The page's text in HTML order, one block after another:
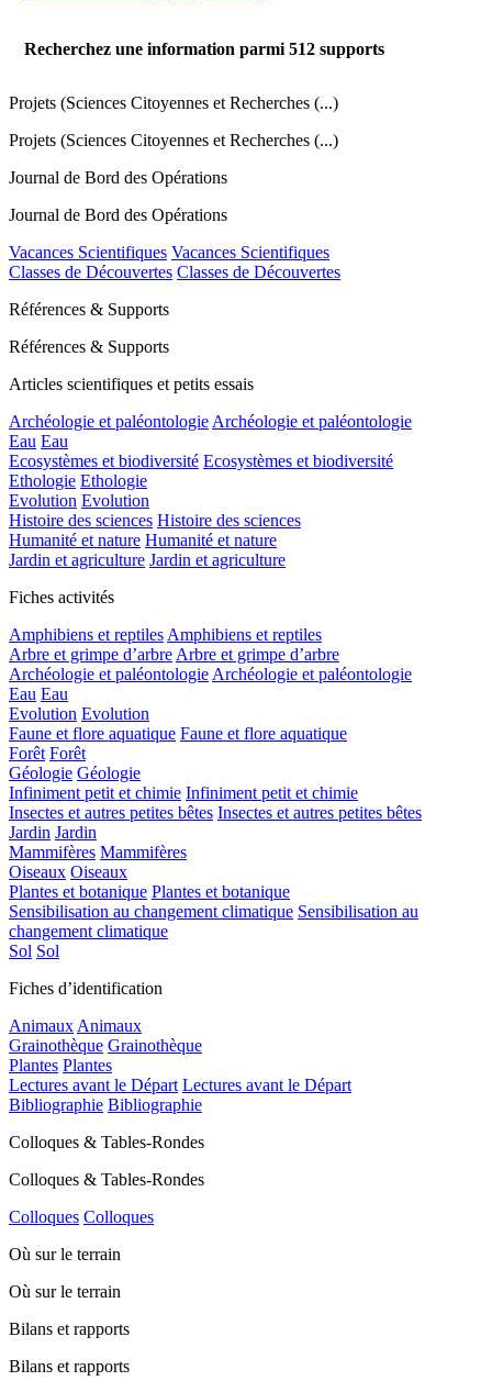
Recherchez une information parmi 512 supports
Projets (Sciences Citoyennes et Recherches (...)
Projets (Sciences Citoyennes et Recherches (...)
Journal de Bord des Opérations
Journal de Bord des Opérations
Vacances Scientifiques Vacances Scientifiques
Classes de Découvertes Classes de Découvertes
Références & Supports
Références & Supports
Articles scientifiques et petits essais
Archéologie et paléontologie Archéologie et paléontologie
Eau Eau
Ecosystèmes et biodiversité Ecosystèmes et biodiversité
Ethologie Ethologie
Evolution Evolution
Histoire des sciences Histoire des sciences
Humanité et nature Humanité et nature
Jardin et agriculture Jardin et agriculture
Fiches activités
Amphibiens et reptiles Amphibiens et reptiles
Arbre et grimpe d’arbre Arbre et grimpe d’arbre
Archéologie et paléontologie Archéologie et paléontologie
Eau Eau
Evolution Evolution
Faune et flore aquatique Faune et flore aquatique
Forêt Forêt
Géologie Géologie
Infiniment petit et chimie Infiniment petit et chimie
Insectes et autres petites bêtes Insectes et autres petites bêtes
Jardin Jardin
Mammifères Mammifères
Oiseaux Oiseaux
Plantes et botanique Plantes et botanique
Sensibilisation au changement climatique Sensibilisation au
changement climatique
Sol Sol
Fiches d’identification
Animaux Animaux
Grainothèque Grainothèque
Plantes Plantes
Lectures avant le Départ Lectures avant le Départ
Bibliographie Bibliographie
Colloques & Tables-Rondes
Colloques & Tables-Rondes
Colloques Colloques
Où sur le terrain
Où sur le terrain
Bilans et rapports
Bilans et rapports